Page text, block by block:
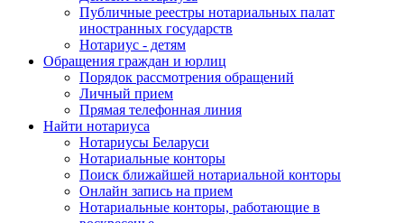
Публичные реестры нотариальных палат
иностранных государств
Нотариус - детям
Обращения граждан и юрлиц
Порядок рассмотрения обращений
Личный прием
Прямая телефонная линия
Найти нотариуса
Нотариусы Беларуси
Нотариальные конторы
Поиск ближайшей нотариальной конторы
Онлайн запись на прием
Нотариальные конторы, работающие в